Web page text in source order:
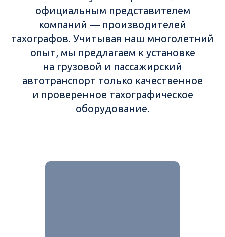
официальным представителем
компаний — производителей
тахографов. Учитывая наш многолетний
опыт, мы предлагаем к установке
на грузовой и пассажирский
автотранспорт только качественное
и проверенное тахографическое
оборудование.